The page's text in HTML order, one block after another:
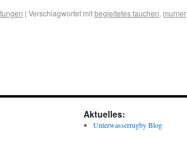
| Verschlagwortet mitbegleitetes tauchen, murner
Aktuelles:
Unterwasserrugby Blog